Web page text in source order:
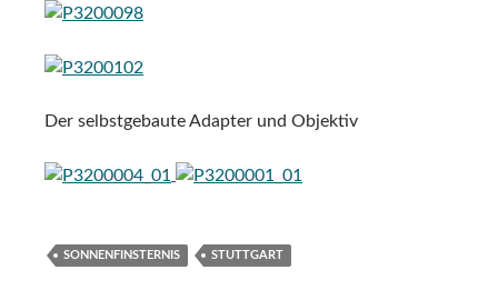
Der selbstgebaute Adapter und Objektiv
SONNENFINSTERNIS STUTTGART